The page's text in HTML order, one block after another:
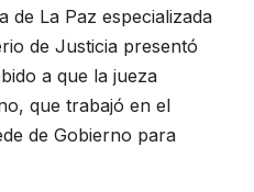
La Paz especializada
de Justicia presentó
a que la jueza
que trabajó en el
de Gobierno para